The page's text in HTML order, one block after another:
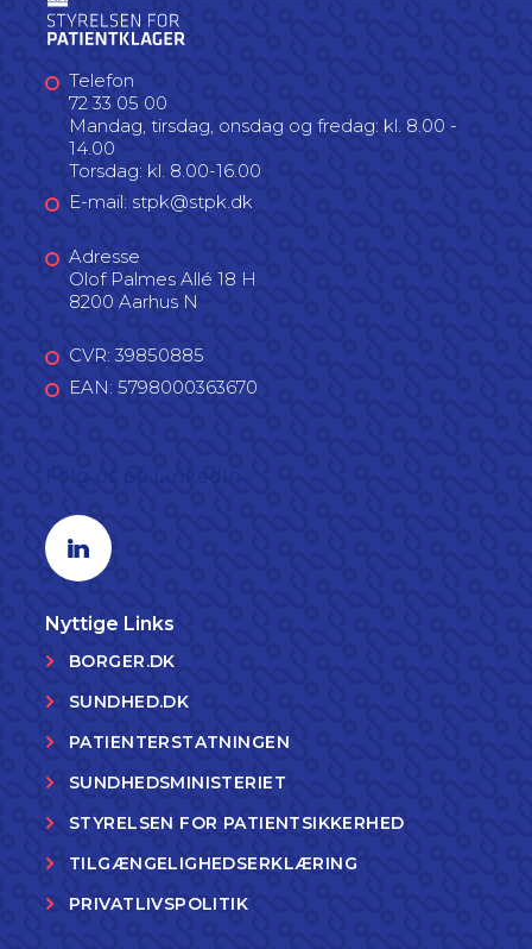
Telefon
72 33 05 00
Mandag, tirsdag, onsdag og fredag: kl. 8.00 -
14.00
Torsdag: kl. 8.00-16.00
E-mail: stpk@stpk.dk
Adresse
Olof Palmes Allé 18 H
8200 Aarhus N
CVR: 39850885
EAN: 5798000363670
Linkedin profil
Nyttige Links
BORGER.DK
SUNDHED.DK
PATIENTERSTATNINGEN
SUNDHEDSMINISTERIET
STYRELSEN FOR PATIENTSIKKERHED
TILGÆNGELIGHEDSERKLÆRING
PRIVATLIVSPOLITIK